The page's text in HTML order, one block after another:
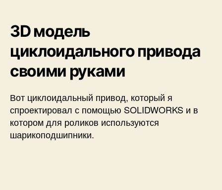
3D модель
циклоидального привода
своими руками
Вот циклоидальный привод, который я
спроектировал с помощью SOLIDWORKS и в
котором для роликов используются
шарикоподшипники.